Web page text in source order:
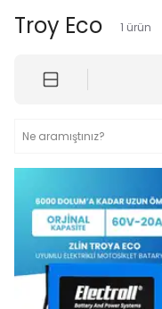
Troy Eco 1 ürün